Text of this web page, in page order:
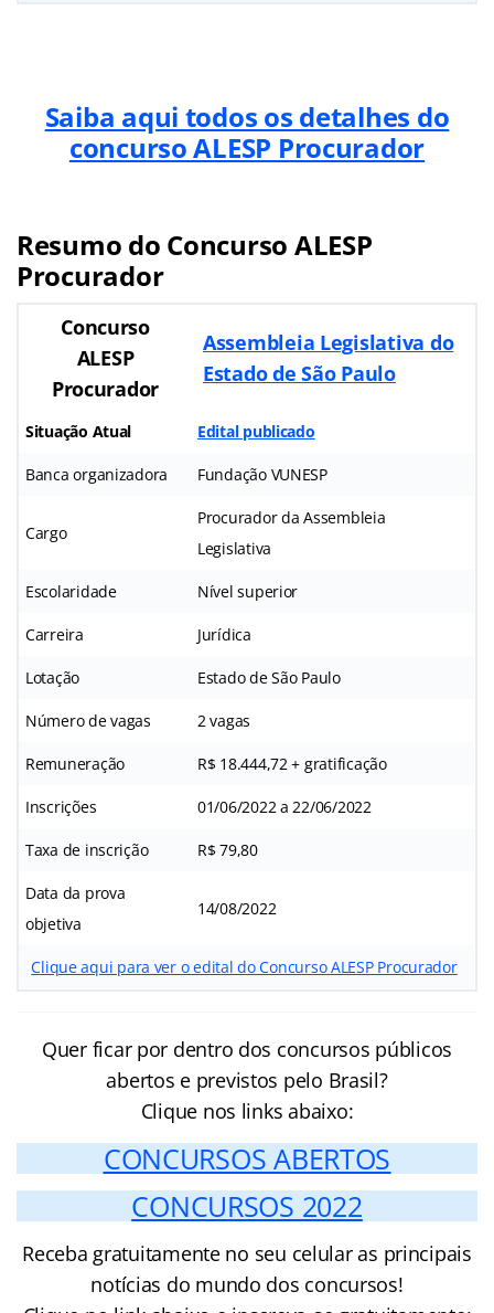
Saiba aqui todos os detalhes do
concurso ALESP Procurador
Resumo do Concurso ALESP
Procurador
Concurso
ALESP
Procurador
Assembleia Legislativa do
Estado de São Paulo
Situação Atual Edital publicado
Banca organizadora Fundação VUNESP
Cargo
Procurador da Assembleia
Legislativa
Escolaridade Nível superior
Carreira Jurídica
Lotação Estado de São Paulo
Número de vagas 2 vagas
Remuneração R$ 18.444,72 + gratificação
Inscrições 01/06/2022 a 22/06/2022
Taxa de inscrição R$ 79,80
Data da prova
objetiva
14/08/2022
Clique aqui para ver o edital do Concurso ALESP Procurador
Quer ficar por dentro dos concursos públicos
abertos e previstos pelo Brasil?
Clique nos links abaixo:
CONCURSOS ABERTOS
CONCURSOS 2022
Receba gratuitamente no seu celular as principais
notícias do mundo dos concursos!